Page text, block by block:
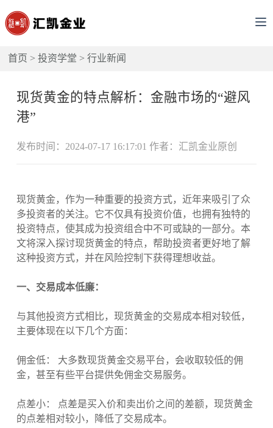
首页 >投资学堂 >行业新闻
现货黄金的特点解析：金融市场的“避风
港”
发布时间：2024-07-17 16:17:01 作者：汇凯金业原创
现货黄金，作为一种重要的投资方式，近年来吸引了众
多投资者的关注。它不仅具有投资价值，也拥有独特的
投资特点，使其成为投资组合中不可或缺的一部分。本
文将深入探讨现货黄金的特点，帮助投资者更好地了解
这种投资方式，并在风险控制下获得理想收益。
一、交易成本低廉：
与其他投资方式相比，现货黄金的交易成本相对较低，
主要体现在以下几个方面：
佣金低： 大多数现货黄金交易平台，会收取较低的佣
金，甚至有些平台提供免佣金交易服务。
点差小： 点差是买入价和卖出价之间的差额，现货黄金
的点差相对较小，降低了交易成本。